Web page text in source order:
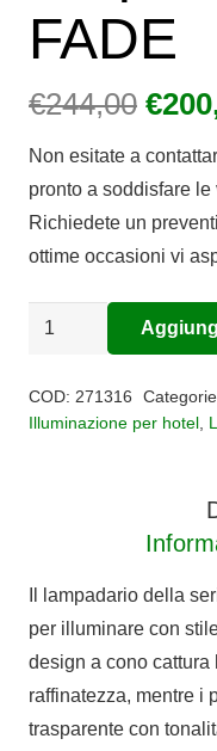
FADE
€244,00 Il
era:
€
Non esitate a
pronto a soddisfare le
Richiedete un
ottime occasioni vi
Lampada
FADE
COD: 271316
Illuminazione per hotel,
Il lampadario della
per illuminare con
design a cono cattura
raffinatezza, mentre i
trasparente con